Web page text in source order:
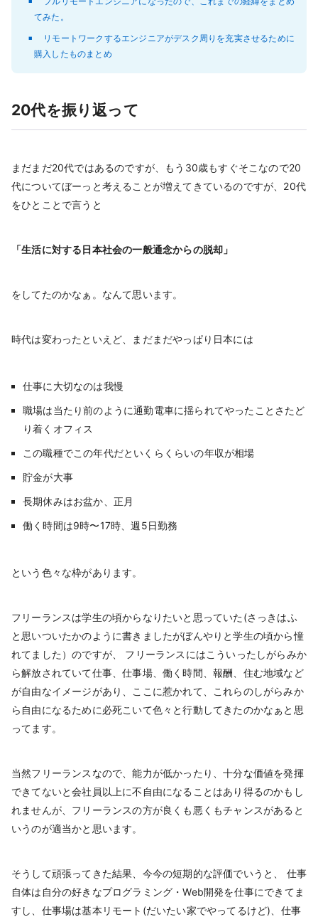
てみた。
リモートワークするエンジニアがデスク周りを充実させるために
購入したものまとめ
20代を振り返って
まだまだ20代ではあるのですが、もう30歳もすぐそこなので20
代についてぼーっと考えることが増えてきているのですが、20代
をひとことで言うと
「生活に対する日本社会の一般通念からの脱却」
をしてたのかなぁ。なんて思います。
時代は変わったといえど、まだまだやっぱり日本には
仕事に大切なのは我慢
職場は当たり前のように通勤電車に揺られてやったことさたど
り着くオフィス
この職種でこの年代だといくらくらいの年収が相場
貯金が大事
長期休みはお盆か、正月
働く時間は9時〜17時、週5日勤務
という色々な枠があります。
フリーランスは学生の頃からなりたいと思っていた(さっきはふ
と思いついたかのように書きましたがぼんやりと学生の頃から憧
れてました）のですが、 フリーランスにはこういったしがらみか
ら解放されていて仕事、仕事場、働く時間、報酬、住む地域など
が自由なイメージがあり、ここに惹かれて、これらのしがらみか
ら自由になるために必死こいて色々と行動してきたのかなぁと思
ってます。
当然フリーランスなので、能力が低かったり、十分な価値を発揮
できてないと会社員以上に不自由になることはあり得るのかもし
れませんが、フリーランスの方が良くも悪くもチャンスがあると
いうのが適当かと思います。
そうして頑張ってきた結果、今今の短期的な評価でいうと、 仕事
自体は自分の好きなプログラミング・Web開発を仕事にできてま
すし、仕事場は基本リモート(だいたい家でやってるけど)、仕事